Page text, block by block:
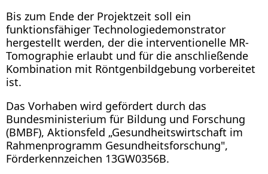
Bis zum Ende der Projektzeit soll ein
funktionsfähiger Technologiedemonstrator
hergestellt werden, der die interventionelle MR-
Tomographie erlaubt und für die anschließende
Kombination mit Röntgenbildgebung vorbereitet
ist.
Das Vorhaben wird gefördert durch das
Bundesministerium für Bildung und Forschung
(BMBF), Aktionsfeld „Gesundheitswirtschaft im
Rahmenprogramm Gesundheitsforschung",
Förderkennzeichen 13GW0356B.